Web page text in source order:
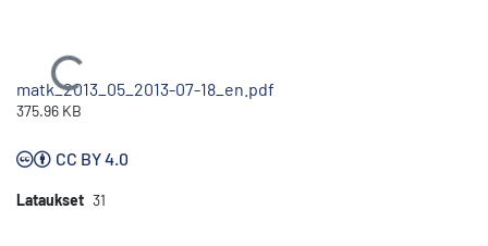
Ladataan...
matk_2013_05_2013-07-18_en.pdf
375.96 KB
CC BY 4.0
Lataukset 31